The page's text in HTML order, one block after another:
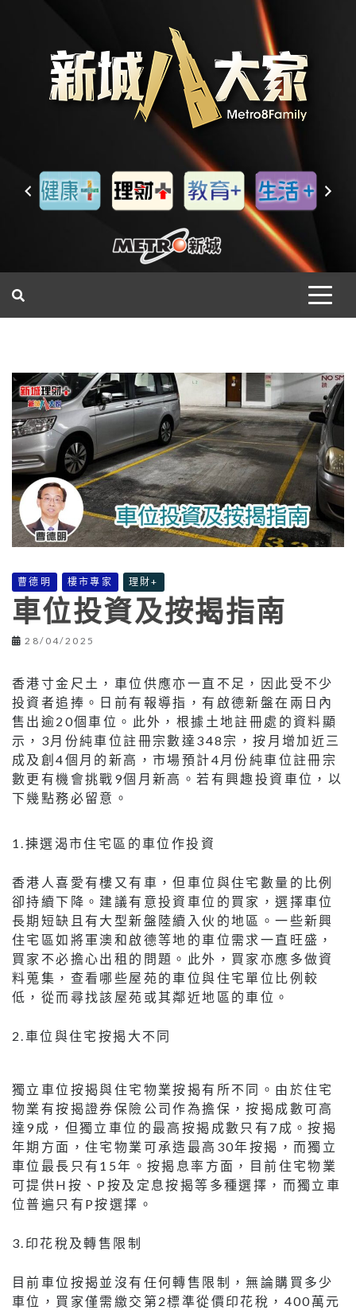
曹德明 樓市專家 理財+
車位投資及按揭指南
28/04/2025
香港寸金尺土，車位供應亦一直不足，因此受不少
投資者追捧。日前有報導指，有啟德新盤在兩日內
售出逾20個車位。此外，根據土地註冊處的資料顯
示，3月份純車位註冊宗數達348宗，按月增加近三
成及創4個月的新高，市場預計4月份純車位註冊宗
數更有機會挑戰9個月新高。若有興趣投資車位，以
下幾點務必留意。
1.揀選渴市住宅區的車位作投資
香港人喜愛有樓又有車，但車位與住宅數量的比例
卻持續下降。建議有意投資車位的買家，選擇車位
長期短缺且有大型新盤陸續入伙的地區。一些新興
住宅區如將軍澳和啟德等地的車位需求一直旺盛，
買家不必擔心出租的問題。此外，買家亦應多做資
料蒐集，查看哪些屋苑的車位與住宅單位比例較
低，從而尋找該屋苑或其鄰近地區的車位。
2.車位與住宅按揭大不同
獨立車位按揭與住宅物業按揭有所不同。由於住宅
物業有按揭證券保險公司作為擔保，按揭成數可高
達9成，但獨立車位的最高按揭成數只有7成。按揭
年期方面，住宅物業可承造最高30年按揭，而獨立
車位最長只有15年。按揭息率方面，目前住宅物業
可提供H按、P按及定息按揭等多種選擇，而獨立車
位普遍只有P按選擇。
3.印花稅及轉售限制
目前車位按揭並沒有任何轉售限制，無論購買多少
車位，買家僅需繳交第2標準從價印花稅，400萬元